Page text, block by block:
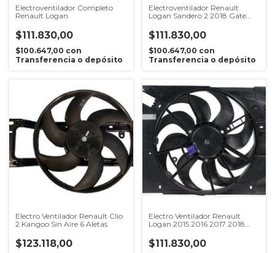
Electroventilador Completo
Renault Logan
$111.830,00
$100.647,00 con
Transferencia o depósito
Electroventilador Renault
Logan Sandero 2 2018 Gate
$111.830,00
$100.647,00 con
Transferencia o depósito
Electro Ventilador Renault Clio
2 Kangoo Sin Aire 6 Aletas
$123.118,00
Electro Ventilador Renault
Logan 2015 2016 2017 2018
$111.830,00